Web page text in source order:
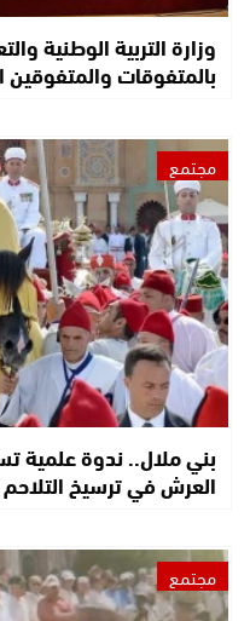
وزارة التربية الوطنية
بالمتفوقات
مجتمع
بني ملال.. ندوة علمية
العرش في ترسيخ
مجتمع